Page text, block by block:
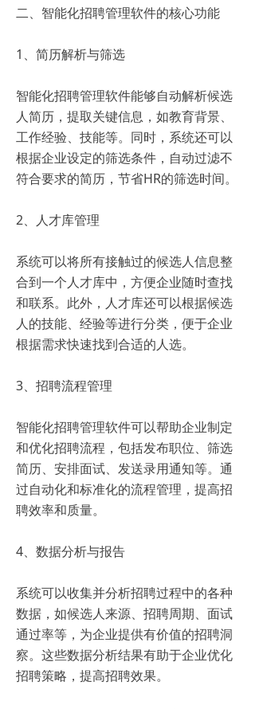
二、智能化招聘管理软件的核心功能
1、简历解析与筛选
智能化招聘管理软件能够自动解析候选
人简历，提取关键信息，如教育背景、
工作经验、技能等。同时，系统还可以
根据企业设定的筛选条件，自动过滤不
符合要求的简历，节省HR的筛选时间。
2、人才库管理
系统可以将所有接触过的候选人信息整
合到一个人才库中，方便企业随时查找
和联系。此外，人才库还可以根据候选
人的技能、经验等进行分类，便于企业
根据需求快速找到合适的人选。
3、招聘流程管理
智能化招聘管理软件可以帮助企业制定
和优化招聘流程，包括发布职位、筛选
简历、安排面试、发送录用通知等。通
过自动化和标准化的流程管理，提高招
聘效率和质量。
4、数据分析与报告
系统可以收集并分析招聘过程中的各种
数据，如候选人来源、招聘周期、面试
通过率等，为企业提供有价值的招聘洞
察。这些数据分析结果有助于企业优化
招聘策略，提高招聘效果。